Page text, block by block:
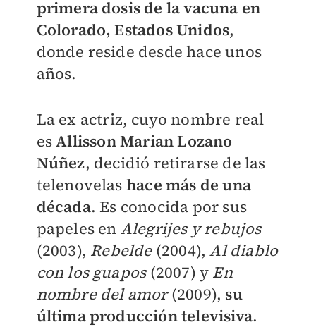
primera dosis de la vacuna en
Colorado, Estados Unidos,
donde reside desde hace unos
años.
La ex actriz, cuyo nombre real
esAllisson Marian Lozano
Núñez, decidió retirarse de las
telenovelas hace más de una
década. Es conocida por sus
papeles en Alegrijes y rebujos
(2003), Rebelde (2004),Al diablo
con los guapos(2007) y En
nombre del amor(2009), su
última producción televisiva.